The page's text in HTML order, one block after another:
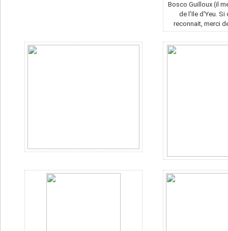
Bosco Guilloux (il
de l'Ile d'Yeu. Si
reconnait, merci